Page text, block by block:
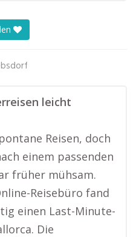
leicht
Reisen, doch
einem passenden
früher mühsam.
Reisebüro fand
einen Last-Minute-
Die